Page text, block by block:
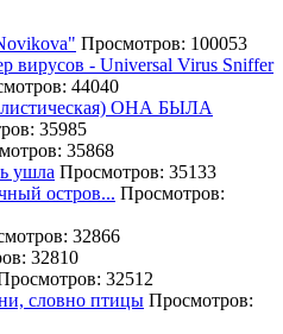
Просмотров: 100053
вирусов - Universal Virus Sniffer
44040
ОНА БЫЛА
35985
35868
ушла Просмотров: 35133
остров... Просмотров:
32866
32810
32512
словно птицы Просмотров: